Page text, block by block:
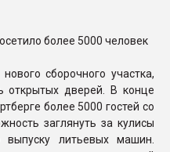
более 5000 человек
сборочного участка,
открытых дверей. В конце
более 5000 гостей со
заглянуть за кулисы
литьевых машин.